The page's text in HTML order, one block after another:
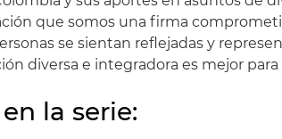
que somos una firma
se sientan reflejadas y
diversa e integradora es mejor para
la serie: